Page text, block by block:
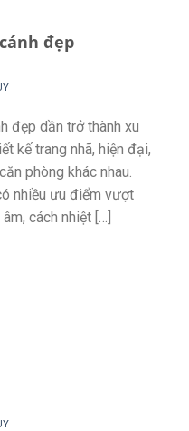
đẹp
đẹp dần trở thành xu
kế trang nhã, hiện đại,
phòng khác nhau.
nhiều ưu điểm vượt
cách nhiệt […]